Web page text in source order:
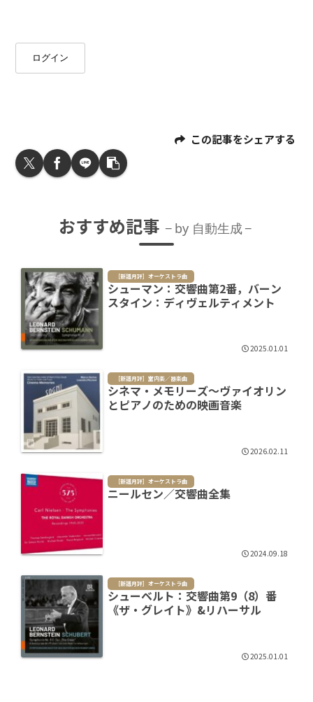
ログイン
この記事をシェアする
おすすめ記事 by 自動生成
［新譜月評］オーケストラ曲
シューマン：交響曲第2番，バーン
スタイン：ディヴェルティメント
2025.01.01
［新譜月評］室内楽／器楽曲
シネマ・メモリーズ～ヴァイオリン
とピアノのための映画音楽
2026.02.11
［新譜月評］オーケストラ曲
ニールセン／交響曲全集
2024.09.18
［新譜月評］オーケストラ曲
シューベルト：交響曲第9（8）番
《ザ・グレイト》&リハーサル
2025.01.01